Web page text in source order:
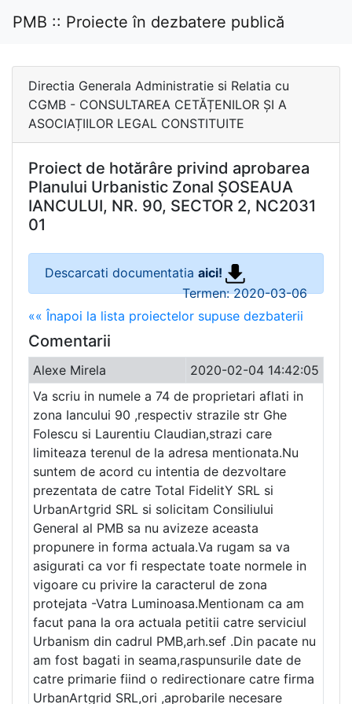
PMB :: Proiecte în dezbatere publică
Directia Generala Administratie si Relatia cu
CGMB - CONSULTAREA CETĂȚENILOR ȘI A
ASOCIAȚIILOR LEGAL CONSTITUITE
Proiect de hotărâre privind aprobarea
Planului Urbanistic Zonal ȘOSEAUA
IANCULUI, NR. 90, SECTOR 2, NC2031
01
Descarcati documentatia aici!
Termen: 2020-03-06
«« Înapoi la lista proiectelor supuse dezbaterii
Comentarii
Alexe Mirela
2020-02-04 14:42:05
Va scriu in numele a 74 de proprietari aflati in
zona Iancului 90 ,respectiv strazile str Ghe
Folescu si Laurentiu Claudian,strazi care
limiteaza terenul de la adresa mentionata.Nu
suntem de acord cu intentia de dezvoltare
prezentata de catre Total FidelitY SRL si
UrbanArtgrid SRL si solicitam Consiliului
General al PMB sa nu avizeze aceasta
propunere in forma actuala.Va rugam sa va
asigurati ca vor fi respectate toate normele in
vigoare cu privire la caracterul de zona
protejata -Vatra Luminoasa.Mentionam ca am
facut pana la ora actuala petitii catre serviciul
Urbanism din cadrul PMB,arh.sef .Din pacate nu
am fost bagati in seama,raspunsurile date de
catre primarie fiind o redirectionare catre firma
UrbanArtgrid SRL,ori ,aprobarile necesare